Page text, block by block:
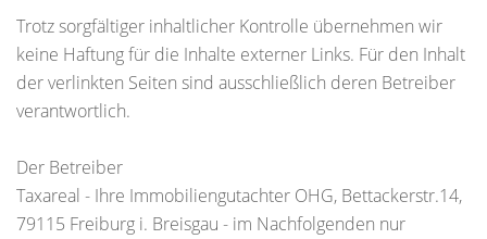
Trotz sorgfältiger inhaltlicher Kontrolle übernehmen wir
keine Haftung für die Inhalte externer Links. Für den Inhalt
der verlinkten Seiten sind ausschließlich deren Betreiber
verantwortlich.
Der Betreiber
Taxareal - Ihre Immobiliengutachter OHG, Bettackerstr.14,
79115 Freiburg i. Breisgau - im Nachfolgenden nur